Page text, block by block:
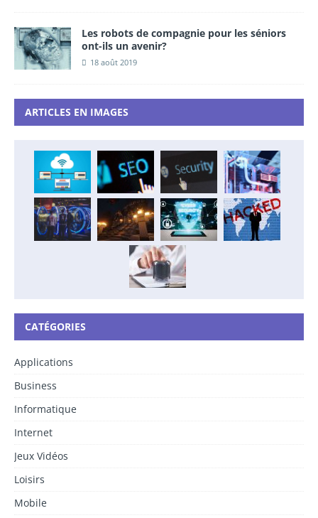
Les robots de compagnie pour les séniors
ont-ils un avenir?
18 août 2019
ARTICLES EN IMAGES
CATÉGORIES
Applications
Business
Informatique
Internet
Jeux Vidéos
Loisirs
Mobile